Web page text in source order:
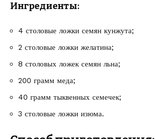
Ингредиенты:
4 столовые ложки семян кунжута;
2 столовые ложки желатина;
8 столовых ложек семян льна;
200 грамм меда;
40 грамм тыквенных семечек;
3 столовые ложки изюма.